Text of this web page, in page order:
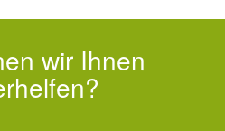
wir Ihnen